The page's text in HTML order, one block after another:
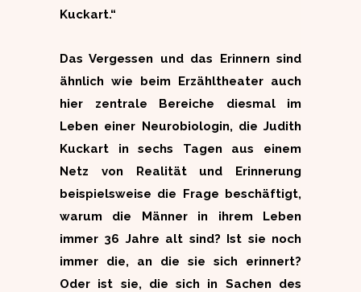
Kuckart.“
Das Vergessen und das Erinnern sind
ähnlich wie beim Erzähltheater auch
hier zentrale Bereiche diesmal im
Leben einer Neurobiologin, die Judith
Kuckart in sechs Tagen aus einem
Netz von Realität und Erinnerung
beispielsweise die Frage beschäftigt,
warum die Männer in ihrem Leben
immer 36 Jahre alt sind? Ist sie noch
immer die, an die sie sich erinnert?
Oder ist sie, die sich in Sachen des